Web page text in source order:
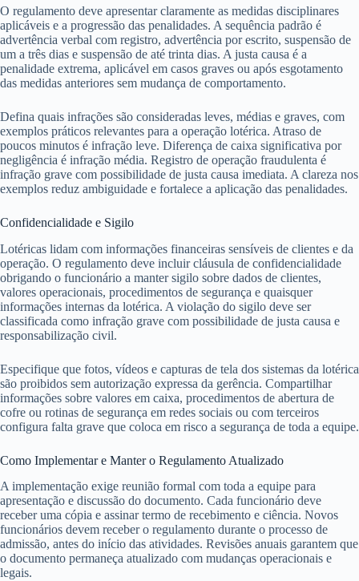
O regulamento deve apresentar claramente as medidas disciplinares
aplicáveis e a progressão das penalidades. A sequência padrão é
advertência verbal com registro, advertência por escrito, suspensão de
um a três dias e suspensão de até trinta dias. A justa causa é a
penalidade extrema, aplicável em casos graves ou após esgotamento
das medidas anteriores sem mudança de comportamento.
Defina quais infrações são consideradas leves, médias e graves, com
exemplos práticos relevantes para a operação lotérica. Atraso de
poucos minutos é infração leve. Diferença de caixa significativa por
negligência é infração média. Registro de operação fraudulenta é
infração grave com possibilidade de justa causa imediata. A clareza nos
exemplos reduz ambiguidade e fortalece a aplicação das penalidades.
Confidencialidade e Sigilo
Lotéricas lidam com informações financeiras sensíveis de clientes e da
operação. O regulamento deve incluir cláusula de confidencialidade
obrigando o funcionário a manter sigilo sobre dados de clientes,
valores operacionais, procedimentos de segurança e quaisquer
informações internas da lotérica. A violação do sigilo deve ser
classificada como infração grave com possibilidade de justa causa e
responsabilização civil.
Especifique que fotos, vídeos e capturas de tela dos sistemas da lotérica
são proibidos sem autorização expressa da gerência. Compartilhar
informações sobre valores em caixa, procedimentos de abertura de
cofre ou rotinas de segurança em redes sociais ou com terceiros
configura falta grave que coloca em risco a segurança de toda a equipe.
Como Implementar e Manter o Regulamento Atualizado
A implementação exige reunião formal com toda a equipe para
apresentação e discussão do documento. Cada funcionário deve
receber uma cópia e assinar termo de recebimento e ciência. Novos
funcionários devem receber o regulamento durante o processo de
admissão, antes do início das atividades. Revisões anuais garantem que
o documento permaneça atualizado com mudanças operacionais e
legais.